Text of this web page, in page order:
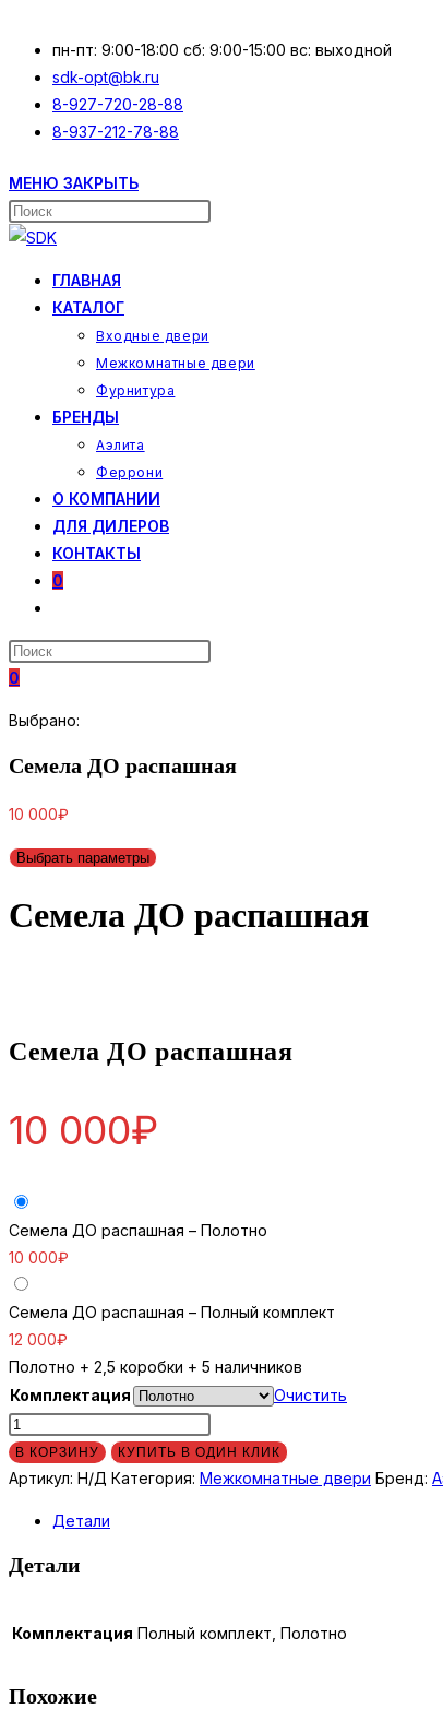
содержимому
пн-пт: 9:00-18:00 сб: 9:00-15:00 вс: выходной
sdk-opt@bk.ru
8-927-720-28-88
8-937-212-78-88
МЕНЮ ЗАКРЫТЬ
Поиск
на
ГЛАВНАЯ
КАТАЛОГ
Входные двери
Межкомнатные двери
Фурнитура
БРЕНДЫ
Аэлита
Феррони
О КОМПАНИИ
ДЛЯ ДИЛЕРОВ
КОНТАКТЫ
0
ПО
САЙТУ
0
Выбрано:
Семела ДО распашная
10 000₽
Выбрать параметры
Семела ДО распашная
Семела ДО распашная
10 000₽
Семела ДО распашная – Полотно
10 000₽
Семела ДО распашная – Полный комплект
12 000₽
Полотно + 2,5 коробки + 5 наличников
Комплектация
Очистить
Количество
товара
Семела
распашная
В КОРЗИНУ КУПИТЬ В ОДИН КЛИК
Артикул: Н/Д Категория: Межкомнатные двери Бренд:
Детали
Детали
Комплектация Полный комплект, Полотно
Похожие